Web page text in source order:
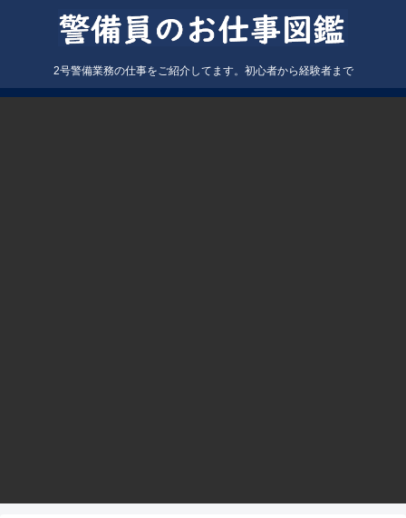
2号警備業務の仕事をご紹介してます。初心者から経験者まで